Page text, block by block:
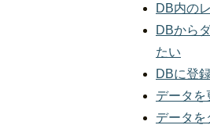
DB内の
DBから
たい
DBに登
データを
データを